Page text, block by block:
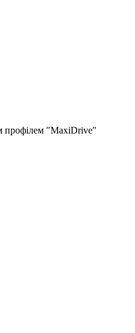
профілем ″MaxiDrive″